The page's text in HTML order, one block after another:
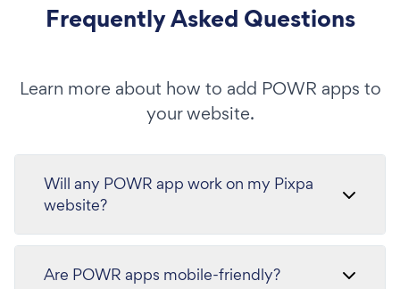
Frequently Asked Questions
Learn more about how to add POWR apps to
your website.
Will any POWR app work on my Pixpa
website?
Are POWR apps mobile-friendly?